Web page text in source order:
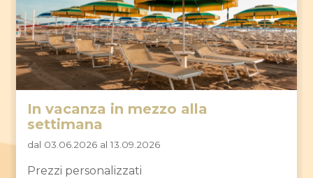
In vacanza in mezzo alla
settimana
dal 03.06.2026 al 13.09.2026
Prezzi personalizzati